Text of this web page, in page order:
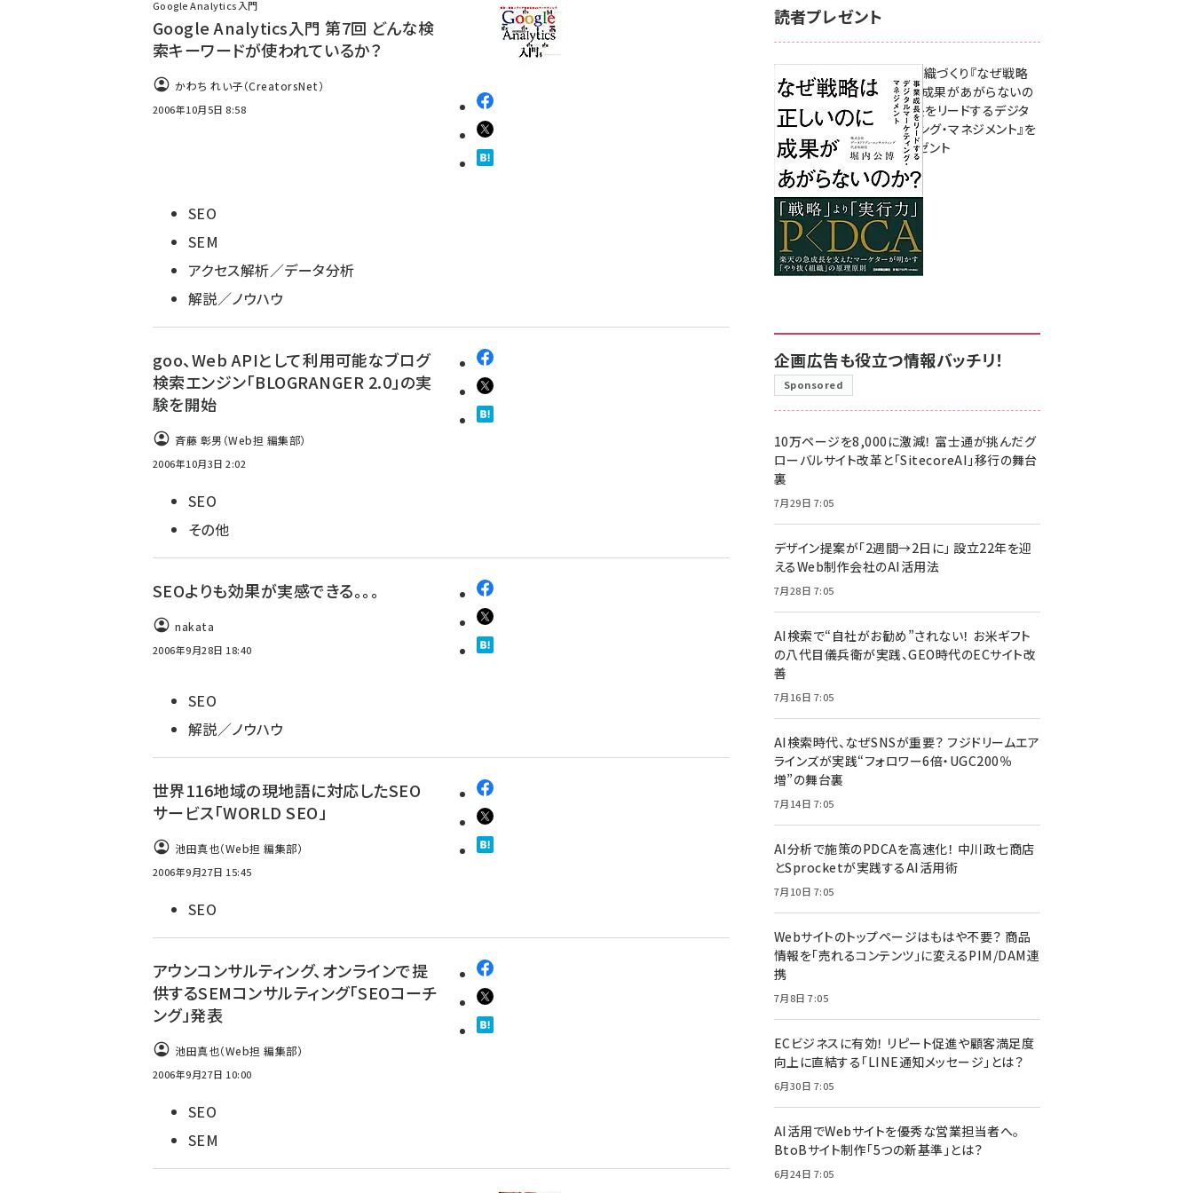
Google Analytics入門
Google Analytics入門 第7回 どんな検
索キーワードが使われているか？
かわち れい子（CreatorsNet）
2006年10月5日 8:58
SEO
SEM
アクセス解析／データ分析
解説／ノウハウ
goo、Web APIとして利用可能なブログ
検索エンジン「BLOGRANGER 2.0」の実
験を開始
斉藤 彰男（Web担 編集部）
2006年10月3日 2:02
SEO
その他
SEOよりも効果が実感できる。。。
nakata
2006年9月28日 18:40
SEO
解説／ノウハウ
世界116地域の現地語に対応したSEO
サービス「WORLD SEO」
池田真也（Web担 編集部）
2006年9月27日 15:45
SEO
アウンコンサルティング、オンラインで提
供するSEMコンサルティング「SEOコーチ
ング」発表
池田真也（Web担 編集部）
2006年9月27日 10:00
SEO
SEM
読者プレゼント
成果を生む組織づくり『なぜ戦略
は正しいのに成果があがらないの
か？ 事業成長をリードするデジタ
ルマーケティング・マネジメント』を
3名様にプレゼント
8月7日 10:00
企画広告も役立つ情報バッチリ！
Sponsored
10万ページを8,000に激減！ 富士通が挑んだグ
ローバルサイト改革と「SitecoreAI」移行の舞台
裏
7月29日 7:05
デザイン提案が「2週間→2日に」 設立22年を迎
えるWeb制作会社のAI活用法
7月28日 7:05
AI検索で“自社がお勧め”されない！ お米ギフト
の八代目儀兵衛が実践、GEO時代のECサイト改
善
7月16日 7:05
AI検索時代、なぜSNSが重要？ フジドリームエア
ラインズが実践“フォロワー6倍・UGC200％
増”の舞台裏
7月14日 7:05
AI分析で施策のPDCAを高速化！ 中川政七商店
とSprocketが実践するAI活用術
7月10日 7:05
Webサイトのトップページはもはや不要？ 商品
情報を「売れるコンテンツ」に変えるPIM/DAM連
携
7月8日 7:05
ECビジネスに有効！ リピート促進や顧客満足度
向上に直結する「LINE通知メッセージ」とは？
6月30日 7:05
AI活用でWebサイトを優秀な営業担当者へ。
BtoBサイト制作「5つの新基準」とは？
6月24日 7:05